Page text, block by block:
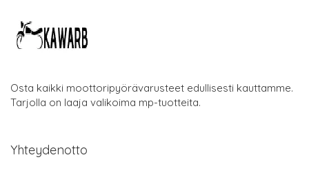
Osta kaikki moottoripyörävarusteet edullisesti kauttamme.
Tarjolla on laaja valikoima mp-tuotteita.
Yhteydenotto